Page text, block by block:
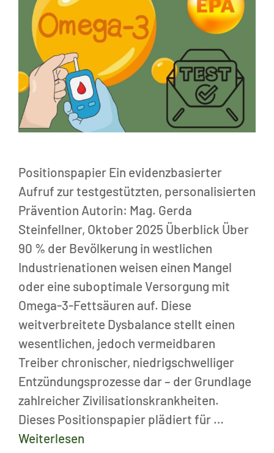
Positionspapier Ein evidenzbasierter
Aufruf zur testgestützten, personalisierten
Prävention Autorin: Mag. Gerda
Steinfellner, Oktober 2025 Überblick Über
90 % der Bevölkerung in westlichen
Industrienationen weisen einen Mangel
oder eine suboptimale Versorgung mit
Omega-3-Fettsäuren auf. Diese
weitverbreitete Dysbalance stellt einen
wesentlichen, jedoch vermeidbaren
Treiber chronischer, niedrigschwelliger
Entzündungsprozesse dar – der Grundlage
zahlreicher Zivilisationskrankheiten.
Dieses Positionspapier plädiert für …
Weiterlesen